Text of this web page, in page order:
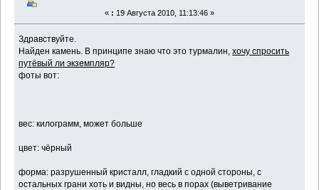
« : 19 Августа 2010, 11:13:46 »
Здравствуйте.
Найден камень. В принципе знаю что это турмалин,хочу спросить
путёвый ли экземпляр?
фоты вот:
вес: килограмм, может больше
цвет: чёрный
форма: разрушенный кристалл, гладкий с одной стороны, с
остальных грани хоть и видны, но весь в порах (выветривание